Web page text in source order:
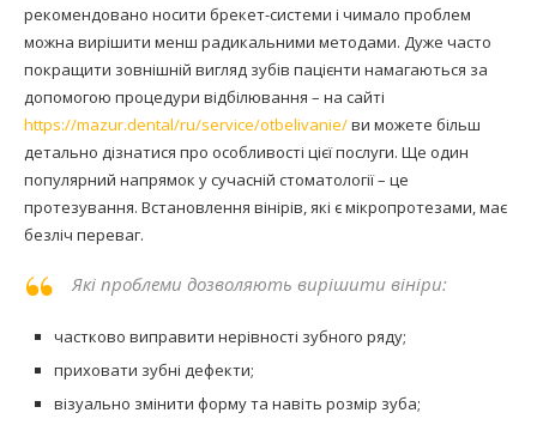
рекомендовано носити брекет-системи і чимало проблем
можна вирішити менш радикальними методами. Дуже часто
покращити зовнішній вигляд зубів пацієнти намагаються за
допомогою процедури відбілювання – на сайті
https://mazur.dental/ru/service/otbelivanie/ви можете більш
детально дізнатися про особливості цієї послуги. Ще один
популярний напрямок у сучасній стоматології – це
протезування. Встановлення вінірів, які є мікропротезами, має
безліч переваг.
Які проблеми дозволяють вирішити вініри:
частково виправити нерівності зубного ряду;
приховати зубні дефекти;
візуально змінити форму та навіть розмір зуба;